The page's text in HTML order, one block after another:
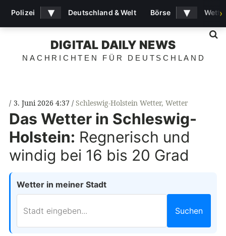
DIGITAL DAILY NEWS
NACHRICHTEN FÜR DEUTSCHLAND
3. Juni 2026 4:37 Schleswig-Holstein Wetter, Wetter
Das Wetter in Schleswig-
Holstein: Regnerisch und
windig bei 16 bis 20 Grad
Wetter in meiner Stadt
Suchen
Polizei ▾ Deutschland & Welt Börse ▾ ›